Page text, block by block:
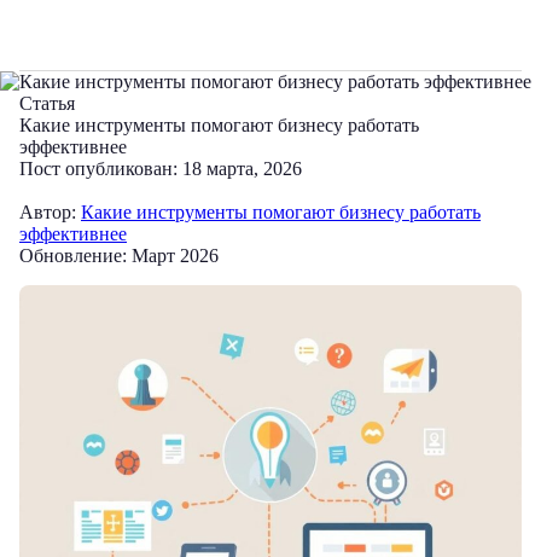
Статья
Какие инструменты помогают бизнесу работать
эффективнее
Пост опубликован: 18 марта, 2026
Автор: Какие инструменты помогают бизнесу работать
эффективнее
Обновление: Март 2026